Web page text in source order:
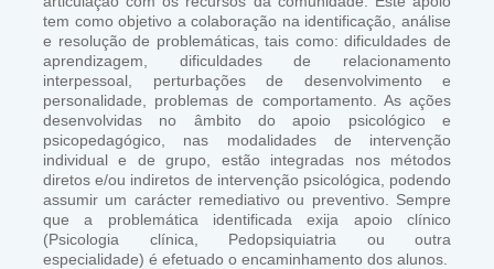
tem como objetivo a colaboração na identificação, análise
e resolução de problemáticas, tais como: dificuldades de
aprendizagem, dificuldades de relacionamento
interpessoal, perturbações de desenvolvimento e
personalidade, problemas de comportamento. As ações
desenvolvidas no âmbito do apoio psicológico e
psicopedagógico, nas modalidades de intervenção
individual e de grupo, estão integradas nos métodos
diretos e/ou indiretos de intervenção psicológica, podendo
assumir um carácter remediativo ou preventivo. Sempre
que a problemática identificada exija apoio clínico
(Psicologia clínica, Pedopsiquiatria ou outra
especialidade) é efetuado o encaminhamento dos alunos.